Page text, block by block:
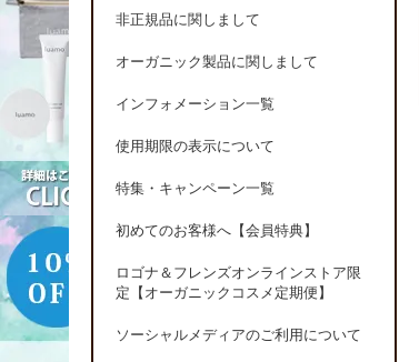
非正規品に関しまして
オーガニック製品に関しまして
インフォメーション一覧
使用期限の表示について
特集・キャンペーン一覧
初めてのお客様へ【会員特典】
ロゴナ＆フレンズオンラインストア限
定【オーガニックコスメ定期便】
ソーシャルメディアのご利用について